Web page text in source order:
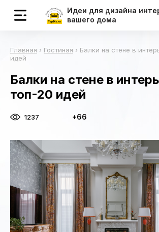
Идеи для дизайна
вашего дома
Главная › Гостиная › Балки на стене в
идей
Балки на стене в
топ-20 идей
1237 +66